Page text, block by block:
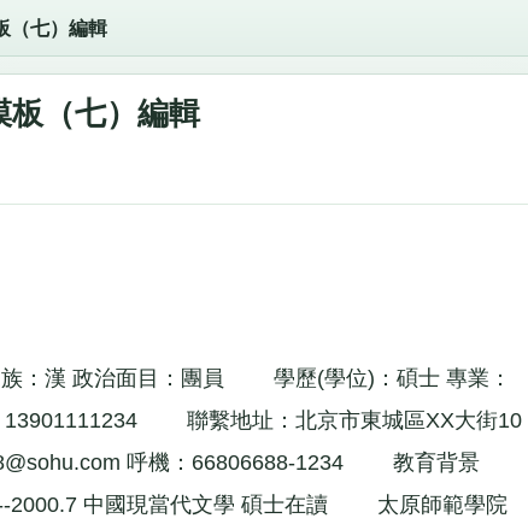
（七）編輯
板（七）編輯
政治面目：團員 學歷(學位)：碩士 專業：
聯繫地址：北京市東城區XX大街10
呼機：66806688-1234 教育背景
中國現當代文學 碩士在讀 太原師範學院